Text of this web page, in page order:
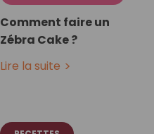
Comment faire un
Zébra Cake ?
Lire la suite